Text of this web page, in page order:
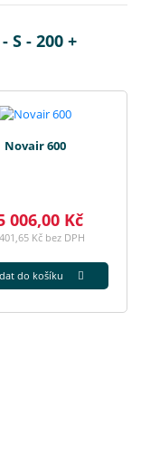
S - 200 +
Novair 600
006,00 Kč
Kč bez DPH
do košíku